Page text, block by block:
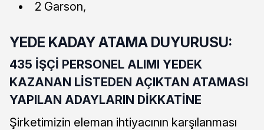
2 Garson,
YEDE KADAY ATAMA DUYURUSU:
435 İŞÇİ PERSONEL ALIMI YEDEK
KAZANAN LİSTEDEN AÇIKTAN ATAMASI
YAPILAN ADAYLARIN DİKKATİNE
Şirketimizin eleman ihtiyacının karşılanması